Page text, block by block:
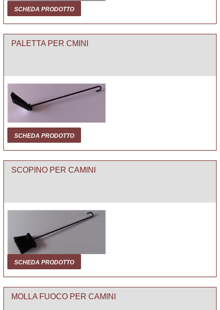
SCHEDA PRODOTTO
PALETTA PER CMINI
SCHEDA PRODOTTO
SCOPINO PER CAMINI
SCHEDA PRODOTTO
MOLLA FUOCO PER CAMINI